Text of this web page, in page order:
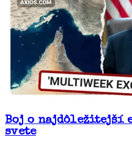
Boj o najdôležitejší
svete